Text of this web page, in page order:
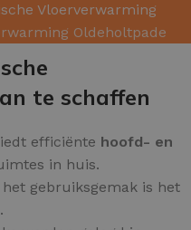
Vloerverwarming
Oldeholtpade
te schaffen
efficiënte hoofd- en
in huis.
gebruiksgemak is het